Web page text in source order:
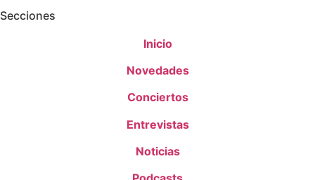
Secciones
Inicio
Novedades
Conciertos
Entrevistas
Noticias